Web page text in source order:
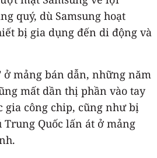
quý, dù Samsung hoạt
bị gia dụng đến di động và
ở mảng bán dẫn, những năm
mất dần thị phần vào tay
gia công chip, cũng như bị
Trung Quốc lấn át ở mảng